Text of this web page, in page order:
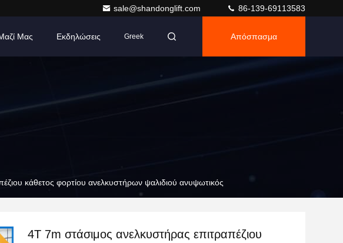
sale@shandonglift.com 86-139-69113583
Μας Εκδηλώσεις Greek Απόσπασμα
κάθετος φορτίου ανελκυστήρων ψαλιδιού ανυψωτικός
4T 7m στάσιμος ανελκυστήρας επιτραπέζιου